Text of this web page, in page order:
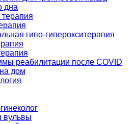
дна
терапия
гипо-гиперокситерапия
реабилитации после СOVID
дом
вульвы